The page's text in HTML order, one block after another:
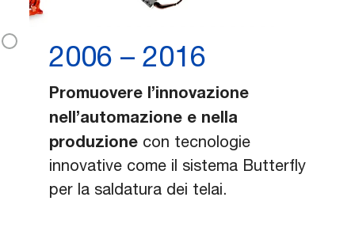
2006 – 2016
Promuovere l’innovazione
nell’automazione e nella
produzione con tecnologie
innovative come il sistema Butterfly
per la saldatura dei telai.